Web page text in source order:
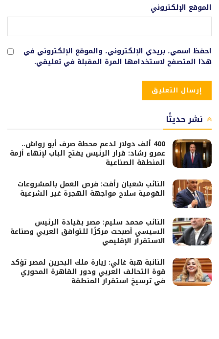
الموقع الإلكتروني
احفظ اسمي، بريدي الإلكتروني، والموقع الإلكتروني في
هذا المتصفح لاستخدامها المرة المقبلة في تعليقي.
نشر حديثًا
400 ألف دولار لدعم محطة صرف أبو رواش..
عمرو رشاد: قرار الرئيس يفتح الباب لإنهاء أزمة
المنطقة الصناعية
النائب شعبان رأفت: فرص العمل بالمشروعات
القومية سلاح مواجهة الهجرة غير الشرعية
النائب محمد سليم: مصر بقيادة الرئيس
السيسي أصبحت مركزًا للتوافق العربي وصناعة
الاستقرار الإقليمي
النائبة هبة غالي: زيارة ملك البحرين لمصر تؤكد
قوة التحالف العربي ودور القاهرة المحوري
في ترسيخ استقرار المنطقة